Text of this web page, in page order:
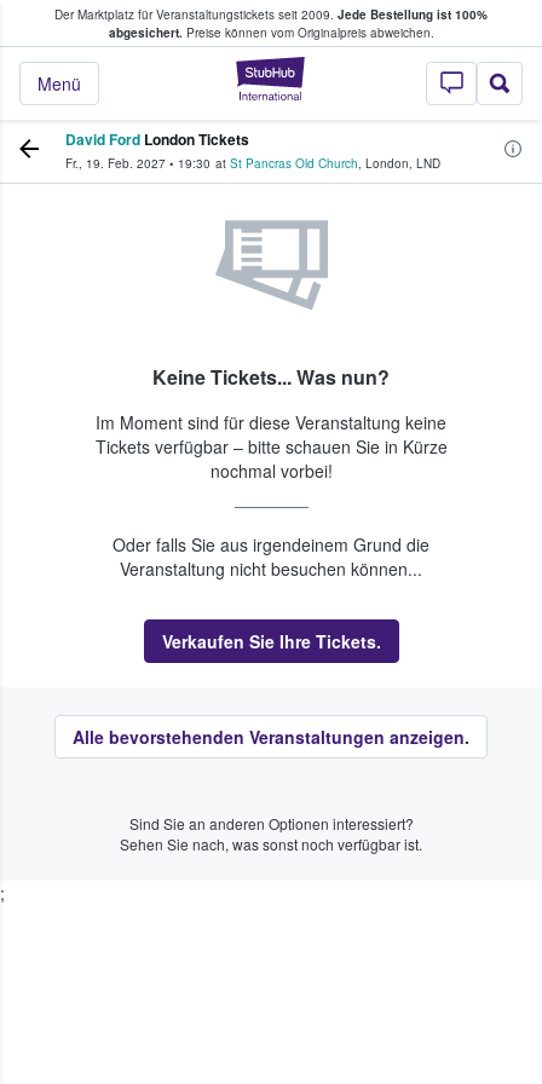
Der Marktplatz für Veranstaltungstickets seit 2009. Jede Bestellung ist 100%
abgesichert.Preise können vom Originalpreis abweichen.
StubHub - Wo
Menü
Tickets kaufen & verkaufen
David Ford London Tickets
Fr., 19. Feb. 2027 • 19:30 at St Pancras Old Church, London, LND
Keine Tickets... Was nun?
Im Moment sind für diese Veranstaltung keine
Tickets verfügbar – bitte schauen Sie in Kürze
nochmal vorbei!
Oder falls Sie aus irgendeinem Grund die
Veranstaltung nicht besuchen können...
Verkaufen Sie Ihre Tickets.
Alle bevorstehenden Veranstaltungen anzeigen.
Sind Sie an anderen Optionen interessiert?
Sehen Sie nach, was sonst noch verfügbar ist.
;